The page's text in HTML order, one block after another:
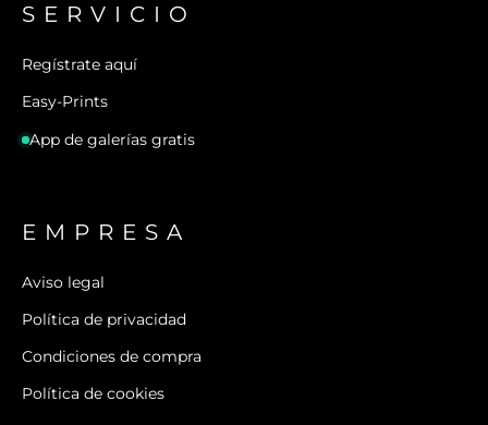
SERVICIO
Regístrate aquí
Easy-Prints
App de galerías gratis
EMPRESA
Aviso legal
Política de privacidad
Condiciones de compra
Política de cookies